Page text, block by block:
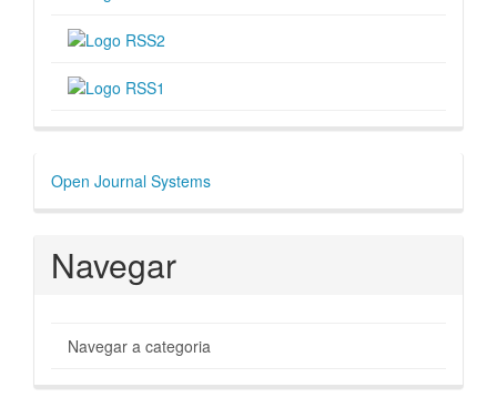
Desenvolvido
por
Open Journal Systems
Navegar
Navegar a categoria